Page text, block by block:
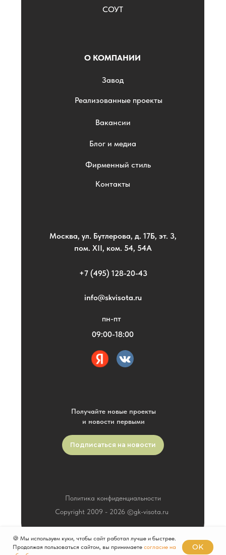
Политика конфиденциальности
Copyright 2009 - 2026 ©gk-visota.ru
СОУТ
Получайте новые проекты
и новости первыми
О КОМПАНИИ
Завод
Реализованные проекты
Вакансии
Блог и медиа
Фирменный стиль
Контакты
+7 (495) 128-20-43
info@skvisota.ru
Москва, ул. Бутлерова, д. 17Б, эт. 3,
пом. XII, ком. 54, 54А
пн-пт
09:00-18:00
Подписаться на новости
🍪 Мы используем куки, чтобы сайт работал лучше и быстрее.
Продолжая пользоваться сайтом, вы принимаете согласие на
OK